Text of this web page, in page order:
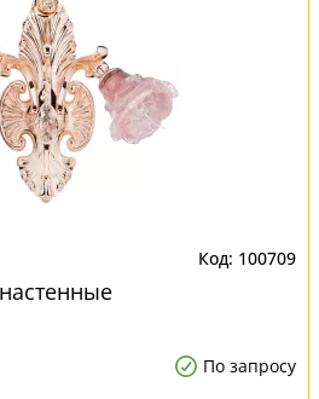
100709
По запросу